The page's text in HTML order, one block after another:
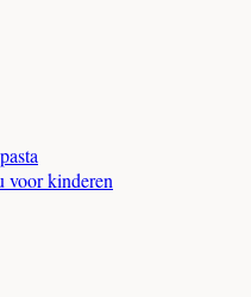
voor kinderen